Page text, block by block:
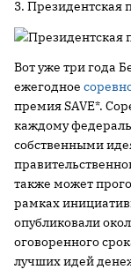
3. Президентская
Вот уже три года
ежегодное
премия SAVE*.
каждому
собственными
также может
рамках
опубликовали
оговоренного
лучших идей